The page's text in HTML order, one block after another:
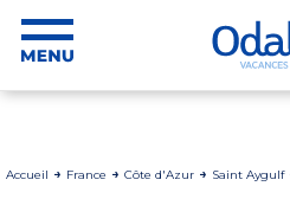
Accueil France Côte d'Azur Saint Aygulf